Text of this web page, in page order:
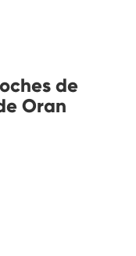
de
Oran